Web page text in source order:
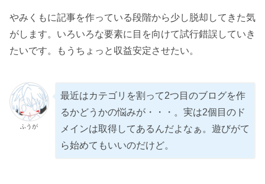
やみくもに記事を作っている段階から少し脱却してきた気
がします。いろいろな要素に目を向けて試行錯誤していき
たいです。もうちょっと収益安定させたい。
ふうが
最近はカテゴリを割って2つ目のブログを作
るかどうかの悩みが・・・。実は2個目のド
メインは取得してあるんだよなぁ。遊びがて
ら始めてもいいのだけど。